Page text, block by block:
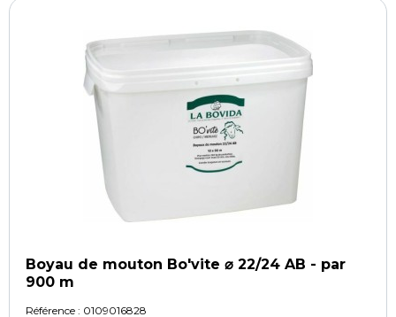
Boyau de mouton Bo'vite ⌀ 22/24 AB - par
900 m
Référence : 0109016828